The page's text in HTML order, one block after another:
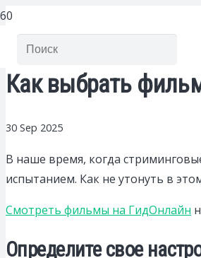
Как выбрать
30 Sep 2025
В наше время, когда
испытанием. Как не утонуть в
Смотреть фильмы на ГидОнлайн
Определите свое